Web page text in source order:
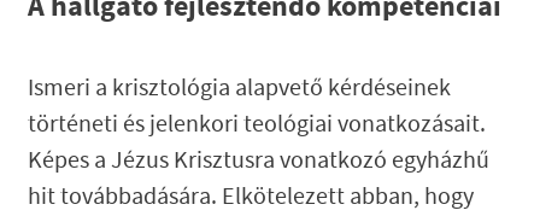
Ismeri a krisztológia alapvető kérdéseinek
történeti és jelenkori teológiai vonatkozásait.
Képes a Jézus Krisztusra vonatkozó egyházhű
hit továbbadására. Elkötelezett abban, hogy